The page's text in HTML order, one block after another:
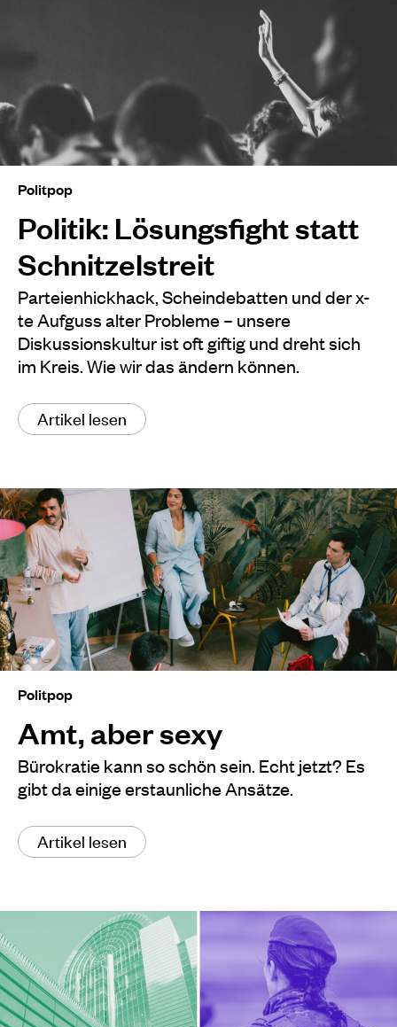
Politpop
Politik: Lösungsfight statt
Schnitzelstreit
Parteienhickhack, Scheindebatten und der x-
te Aufguss alter Probleme – unsere
Diskussionskultur ist oft giftig und dreht sich
im Kreis. Wie wir das ändern können.
Artikel lesen
Politpop
Amt, aber sexy
Bürokratie kann so schön sein. Echt jetzt? Es
gibt da einige erstaunliche Ansätze.
Artikel lesen